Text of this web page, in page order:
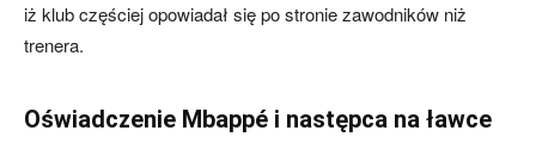
iż klub częściej opowiadał się po stronie zawodników niż
trenera.
Oświadczenie Mbappé i następca na ławce